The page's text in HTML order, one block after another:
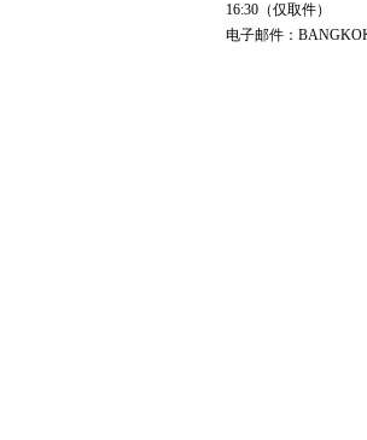
16:30（仅取件）
电子邮件：